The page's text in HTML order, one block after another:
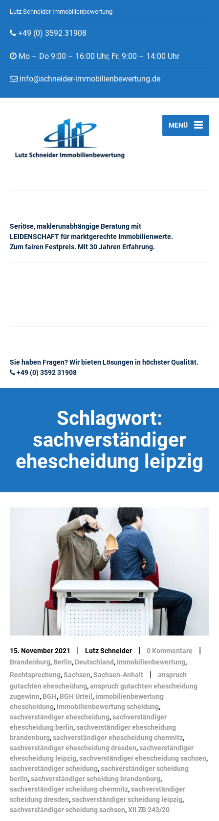
Lutz Schneider Immobilienbewertung
+49 (0) 3592 31908
Mo – Do 9:00 – 16:00 Uhr, Fr. 9:00 – 14:00 Uhr
info@schneider-immobilienbewertung.de
Seriöse, maklerunabhängige Beratung mit
LEIDENSCHAFT für marktgerechte Immobilienwerte.
Zum fairen Festpreis. Mit 30 Jahren Erfahrung.
MENÜ
Sie haben Fragen? Wir bieten Lösungen in höchster Qualität.
+49 (0) 3592 31908
Schlagwort:
sachverständiger
ehescheidung leipzig
15. November 2021 | Lutz Schneider | 0 Kommentare |
Brandenburg, Berlin, Deutschland , Immobilienbewertung,
Rechtsprechung,Sachsen,Sachsen-Anhalt |
anspruch
gutachten ehescheidung,anspruch gutachten ehescheidung
zugewinn, BGH, BGH Urteil , immobilienbewertung
ehescheidung, immobilienbewertung scheidung,
sachverständiger ehescheidung,sachverständiger
ehescheidung berlin,sachverständiger ehescheidung
brandenburg,sachverständiger ehescheidung chemnitz,
sachverständiger ehescheidung dresden,sachverständiger
ehescheidung leipzig,sachverständiger ehescheidung sachsen,
sachverständiger scheidung,sachverständiger scheidung
berlin,sachverständiger scheidung brandenburg,
sachverständiger scheidung chemnitz,sachverständiger
scheidung dresden,sachverständiger scheidung leipzig,
sachverständiger scheidung sachsen,XII ZB 243/20